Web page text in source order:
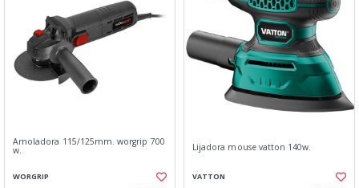
Amoladora 115/125mm. worgrip 700
w.
WORGRIP
Lijadora mouse vatton 140w.
VATTON